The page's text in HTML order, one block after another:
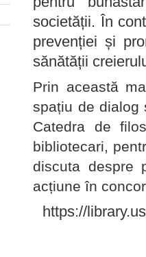
societății. În
prevenției și
sănătății
Prin această
spațiu de dialog
Catedra de
bibliotecari,
discuta despre
acțiune în
https://